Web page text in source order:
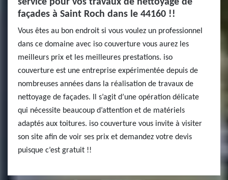
service pour vos travaux de nettoyage de
façades à Saint Roch dans le 44160 !!
Vous êtes au bon endroit si vous voulez un professionnel
dans ce domaine avec iso couverture vous aurez les
meilleurs prix et les meilleures prestations. iso
couverture est une entreprise expérimentée depuis de
nombreuses années dans la réalisation de travaux de
nettoyage de façades. Il s’agit d’une opération délicate
qui nécessite beaucoup d’attention et de matériels
adaptés aux toitures. iso couverture vous invite à visiter
son site afin de voir ses prix et demandez votre devis
puisque c’est gratuit !!